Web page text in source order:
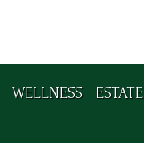
WELLNESS ESTATE